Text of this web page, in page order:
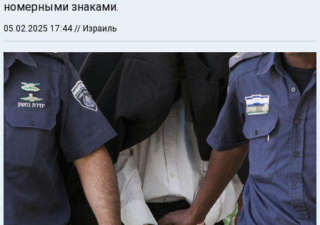
номерными знаками.
05.02.2025 17:44 // Израиль